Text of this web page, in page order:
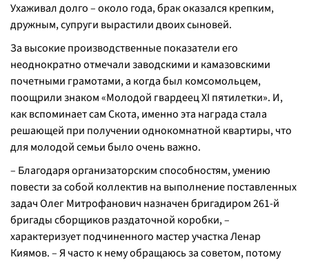
Ухаживал долго – около года, брак оказался крепким,
дружным, супруги вырастили двоих сыновей.
За высокие производственные показатели его
неоднократно отмечали заводскими и камазовскими
почетными грамотами, а когда был комсомольцем,
поощрили знаком «Молодой гвардеец XI пятилетки». И,
как вспоминает сам Скота, именно эта награда стала
решающей при получении однокомнатной квартиры, что
для молодой семьи было очень важно.
– Благодаря организаторским способностям, умению
повести за собой коллектив на выполнение поставленных
задач Олег Митрофанович назначен бригадиром 261-й
бригады сборщиков раздаточной коробки, –
характеризует подчиненного мастер участка Ленар
Киямов. – Я часто к нему обращаюсь за советом, потому